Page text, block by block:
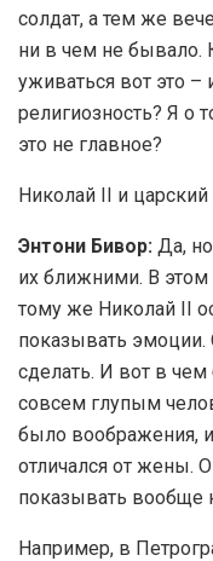
солдат, а тем же
ни в чем не бывало.
уживаться вот это –
религиозность? Я о
это не главное?
Николай II и
Энтони Бивор: Да,
их ближними. В этом
тому же Николай II
показывать эмоции.
сделать. И вот в чем
совсем глупым
было воображения,
отличался от жены.
показывать вообще
Например, в